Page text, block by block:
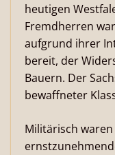
heutigen
Fremdherren
aufgrund ihrer
bereit, der
Bauern. Der
bewaffneter
Militärisch